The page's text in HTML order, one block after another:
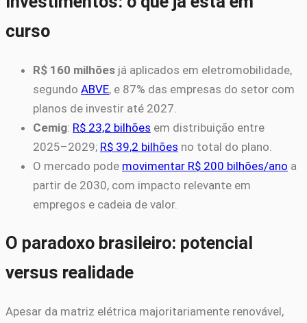
curso
R$ 160 milhões já aplicados em eletromobilidade,
segundo ABVE, e 87% das empresas do setor com
planos de investir até 2027.
Cemig: R$ 23,2 bilhões em distribuição entre
2025–2029; R$ 39,2 bilhões no total do plano.
O mercado pode movimentar R$ 200 bilhões/ano a
partir de 2030, com impacto relevante em
empregos e cadeia de valor.
O paradoxo brasileiro: potencial
versus realidade
Apesar da matriz elétrica majoritariamente renovável,